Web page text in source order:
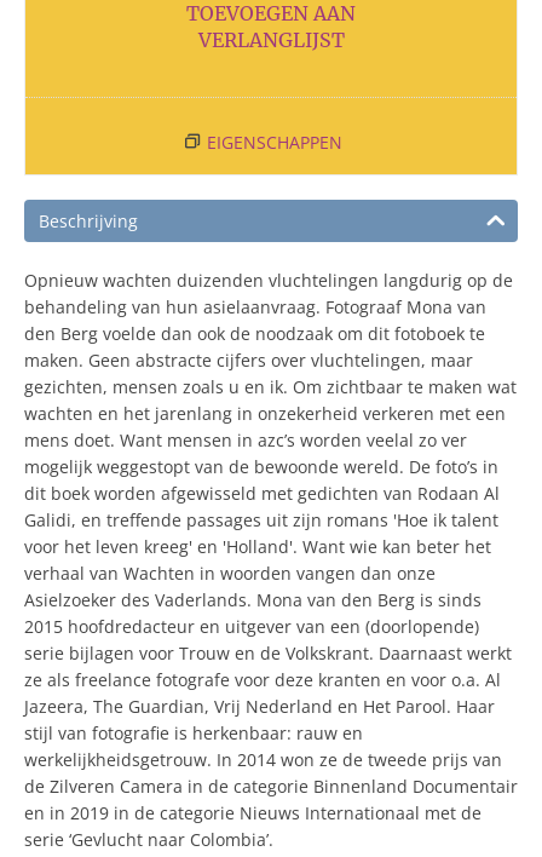
TOEVOEGEN AAN
VERLANGLIJST
EIGENSCHAPPEN
Beschrijving
Opnieuw wachten duizenden vluchtelingen langdurig op de
behandeling van hun asielaanvraag. Fotograaf Mona van
den Berg voelde dan ook de noodzaak om dit fotoboek te
maken. Geen abstracte cijfers over vluchtelingen, maar
gezichten, mensen zoals u en ik. Om zichtbaar te maken wat
wachten en het jarenlang in onzekerheid verkeren met een
mens doet. Want mensen in azc’s worden veelal zo ver
mogelijk weggestopt van de bewoonde wereld. De foto’s in
dit boek worden afgewisseld met gedichten van Rodaan Al
Galidi, en treffende passages uit zijn romans 'Hoe ik talent
voor het leven kreeg' en 'Holland'. Want wie kan beter het
verhaal van Wachten in woorden vangen dan onze
Asielzoeker des Vaderlands. Mona van den Berg is sinds
2015 hoofdredacteur en uitgever van een (doorlopende)
serie bijlagen voor Trouw en de Volkskrant. Daarnaast werkt
ze als freelance fotografe voor deze kranten en voor o.a. Al
Jazeera, The Guardian, Vrij Nederland en Het Parool. Haar
stijl van fotografie is herkenbaar: rauw en
werkelijkheidsgetrouw. In 2014 won ze de tweede prijs van
de Zilveren Camera in de categorie Binnenland Documentair
en in 2019 in de categorie Nieuws Internationaal met de
serie ‘Gevlucht naar Colombia’.